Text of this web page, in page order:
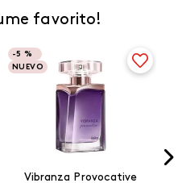
favorito!
-5 %
NUEVO
Vibranza Provocative